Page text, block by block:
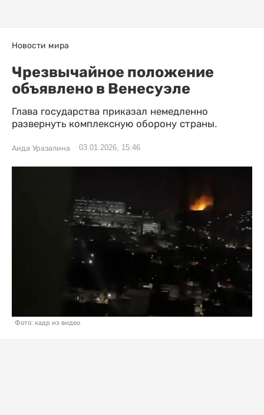
Новости мира
Чрезвычайное положение
объявлено в Венесуэле
Глава государства приказал немедленно
развернуть комплексную оборону страны.
Аида Уразалина 03.01.2026, 15:46
Фото: кадр из видео